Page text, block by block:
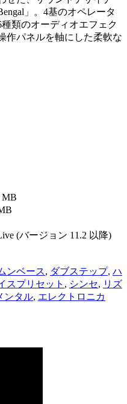
」。4基のオペレータ
類のオーディオエフェク
作パネルを軸にした柔軟な
MB
(バージョン 11.2 以降)
ンベース, ダブステップ, ハ
スプリセット , シンセ, リズ
ンタル, エレクトロニカ